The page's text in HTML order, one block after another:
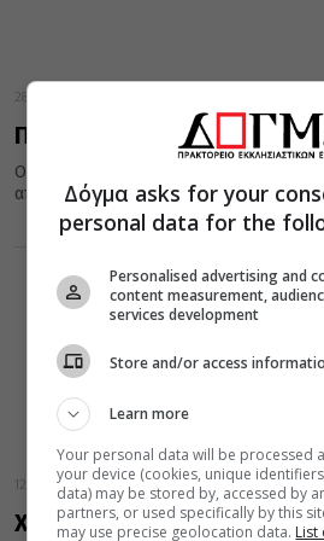
28 Αυγούστου 2021
Πρόσεχε τι τάζεις
Οι διανθρώπινες σχέσεις, ιδίως στις
από σοβαρότητα. Αυτό που λέμε, αυτό
12 Αυγούστου 2021
Χριστιανική Οικογένεια
Δόγμα asks for your
personal data for the
Personalised advertising and
content measurement,
services development
Store and/or access
Learn more
Your personal data will be processed
your device (cookies, unique
data) may be stored by, accessed by
partners, or used specifically by this
may use precise geolocation data. List